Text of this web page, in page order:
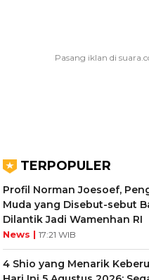
TERPOPULER
Profil Norman Joesoef,
Muda yang Disebut-sebut
Dilantik Jadi Wamenhan RI
News | 17:21 WIB
4 Shio yang Menarik